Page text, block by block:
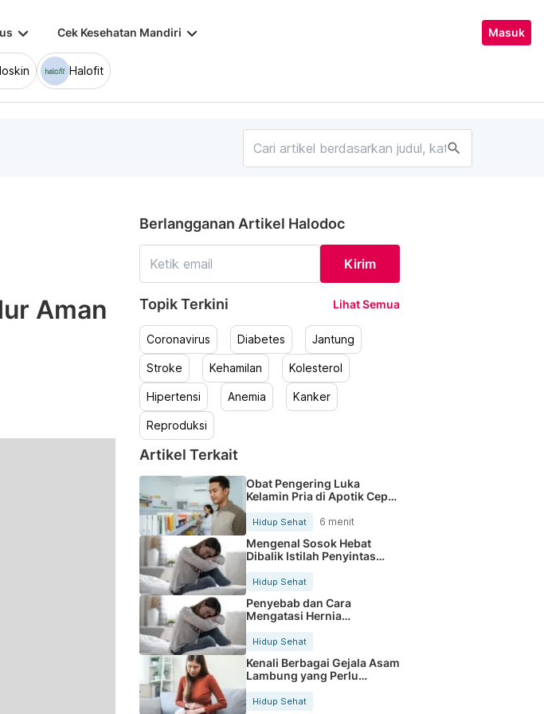
keyboard_arrow_down Cek Kesehatan Mandiri keyboard_arrow_down Masuk
Halofit
search
Aman
Berlangganan Artikel Halodoc
Kirim
Topik Terkini Lihat Semua
Coronavirus Diabetes Jantung
Stroke Kehamilan Kolesterol
Hipertensi Anemia Kanker
Reproduksi
Artikel Terkait
Obat Pengering Luka
Kelamin Pria di Apotik Cepat
Hidup Sehat 6 menit
Mengenal Sosok Hebat
Dibalik Istilah Penyintas
Hidup Sehat
Penyebab dan Cara
Mengatasi Hernia
Hidup Sehat
Kenali Berbagai Gejala Asam
Lambung yang Perlu
Diwaspadai
Hidup Sehat